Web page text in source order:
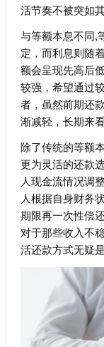
活节奏不被突如
与等额本息不同,
定，而利息则随
额会呈现先高后
较强，希望通过
者，虽然前期还
渐减轻，长期来
除了传统的等额
更为灵活的还款
人现金流情况调
人根据自身财务
期限再一次性偿
对于那些收入不
活还款方式无疑